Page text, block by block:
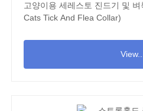
고양이용 세레스토 진드기 및
Cats Tick And Flea Collar)
View...